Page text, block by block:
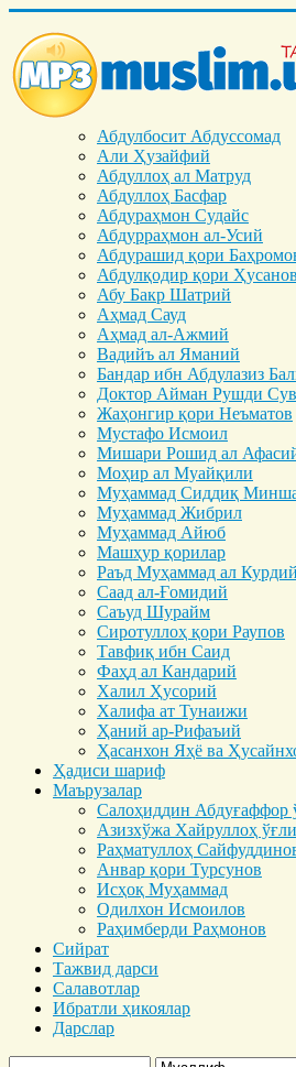
Абдулбосит Абдуссомад
Али Ҳузайфий
Абдуллоҳ ал Матруд
Абдуллоҳ Басфар
Абдураҳмон Судайс
Абдурраҳмон ал-Усий
Абдурашид қори
Абдулқодир қори Ҳусанов
Абу Бакр Шатрий
Аҳмад Сауд
Аҳмад ал-Ажмий
Вадийъ ал Яманий
Бандар ибн Абдулазиз
Доктор Айман Рушди
Жаҳонгир қори Неъматов
Мустафо Исмоил
Мишари Рошид ал
Моҳир ал Муайқили
Муҳаммад Cиддиқ
Муҳаммад Жибрил
Муҳаммад Айюб
Машҳур қорилар
Раъд Муҳаммад ал Курдий
Саад ал-Ғомидий
Саъуд Шурайм
Сиротуллоҳ қори Раупов
Тавфиқ ибн Саид
Фаҳд ал Кандарий
Халил Ҳусорий
Халифа ат Тунаижи
Ҳаний ар-Рифаъий
Ҳасанхон Яҳё ва
Ҳадиси шариф
Маърузалар
Салоҳиддин Абдуғаффор
Азизхўжа Хайруллоҳ ўғли
Раҳматуллоҳ
Анвар қори Турсунов
Исҳоқ Муҳаммад
Одилхон Исмоилов
Раҳимберди Раҳмонов
Сийрат
Тажвид дарси
Салавотлар
Ибратли ҳикоялар
Дарслар